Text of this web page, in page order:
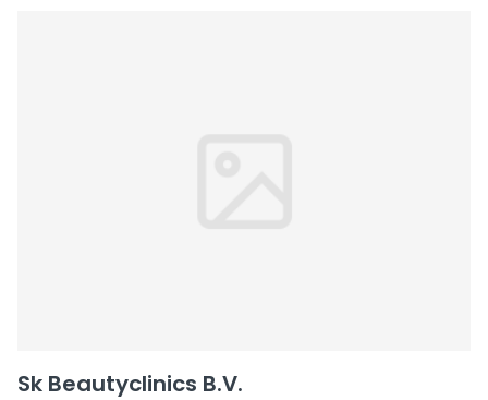
Sk Beautyclinics B.V.